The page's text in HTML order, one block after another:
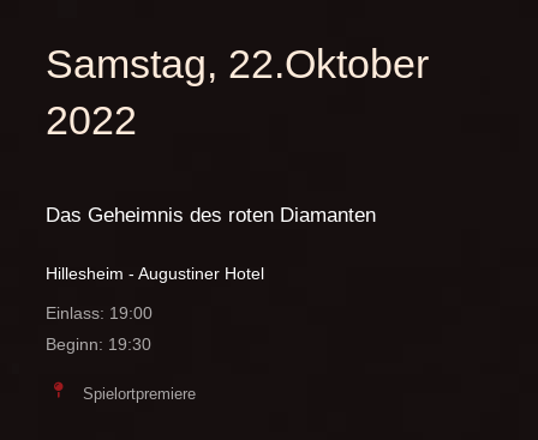
Samstag, 22.Oktober
2022
Das Geheimnis des roten Diamanten
Hillesheim - Augustiner Hotel
Einlass: 19:00
Beginn: 19:30
Spielortpremiere